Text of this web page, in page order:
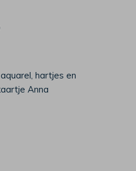
hartjes en
Anna